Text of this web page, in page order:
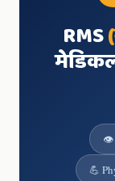
RMS
👁️
💪